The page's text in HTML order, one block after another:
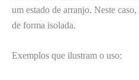
um estado de arranjo. Neste
de forma isolada.
Exemplos que ilustram o uso: